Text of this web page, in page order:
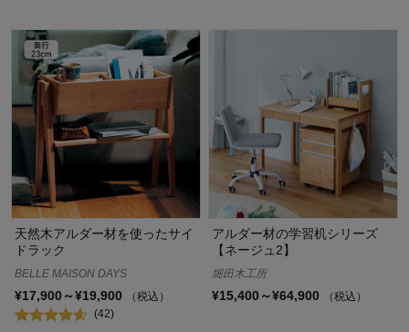
天然木アルダー材を使ったサイ
ドラック
BELLE MAISON DAYS
¥17,900～¥19,900
（税込）
(42)
アルダー材の学習机シリーズ
【ネージュ2】
堀田木工所
¥15,400～¥64,900 （税込）